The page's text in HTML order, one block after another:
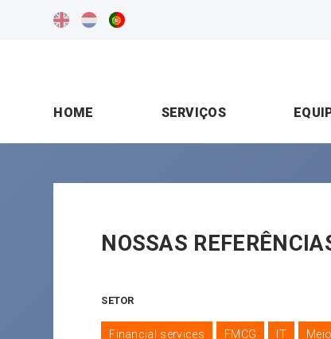
HOME SERVIÇOS
NOSSAS
SETOR
Financial services FMCG IT